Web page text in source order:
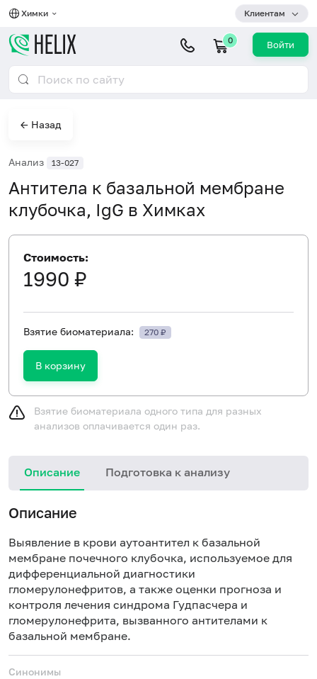
Химки Клиентам
0 Войти
← Назад
Анализ 13-027
Антитела к базальной мембране
клубочка, IgG в Химках
Стоимость:
1990 ₽
Взятие биоматериала: 270 ₽
В корзину
Взятие биоматериала одного типа для разных
анализов оплачивается один раз.
Описание Подготовка к анализу
Описание
Выявление в крови аутоантител к базальной
мембране почечного клубочка, используемое для
дифференциальной диагностики
гломерулонефритов, а также оценки прогноза и
контроля лечения синдрома Гудпасчера и
гломерулонефрита, вызванного антителами к
базальной мембране.
Синонимы